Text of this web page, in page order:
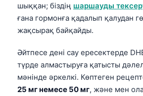
шыққан; біздің шаршауды
ғана гормонға қадалып қалудан
жақсырақ байқайды.
Әйтпесе дені сау ересектерде
түрде алмастыруға қатысты
мәнінде әркелкі. Көптеген
25 мг немесе 50 мг, және мен
Bahasa Indonesia
Íslenska
Svenska
Bosanski